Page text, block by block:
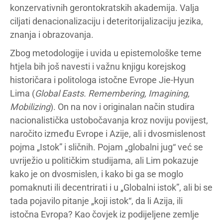
konzervativnih gerontokratskih akademija. Valja
ciljati denacionalizaciju i deteritorijalizaciju jezika,
znanja i obrazovanja.
Zbog metodologije i uvida u epistemološke teme
htjela bih još navesti i važnu knjigu korejskog
historičara i politologa istočne Evrope Jie-Hyun
Lima (Global Easts. Remembering, Imagining,
Mobilizing). On na nov i originalan način studira
nacionalistička ustobočavanja kroz noviju povijest,
naročito između Evrope i Azije, ali i dvosmislenost
pojma „Istok” i sličnih. Pojam „globalni jug“ već se
uvriježio u političkim studijama, ali Lim pokazuje
kako je on dvosmislen, i kako bi ga se moglo
pomaknuti ili decentrirati i u „Globalni istok”, ali bi se
tada pojavilo pitanje „koji istok“, da li Azija, ili
istočna Evropa? Kao čovjek iz podijeljene zemlje